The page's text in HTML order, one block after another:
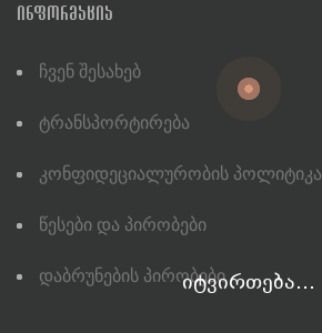
იტვირთება...
ᲘᲜᲤᲝᲠᲛᲐᲪᲘᲐ
Ჩვენ Შესახებ
Ტრანსპორტირება
Კონფიდეციალურობის Პოლიტიკა
Წესები Და Პირობები
Დაბრუნების Პირობები